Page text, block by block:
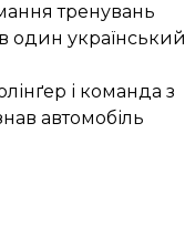
тренувань
один український
і команда з
автомобіль